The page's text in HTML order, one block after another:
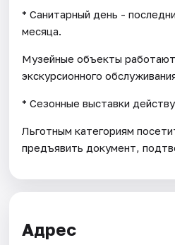
* Санитарный день -
месяца.
Музейные объекты
экскурсионного
* Cезонные выставки
Льготным категориям
предъявить документ,
Адрес